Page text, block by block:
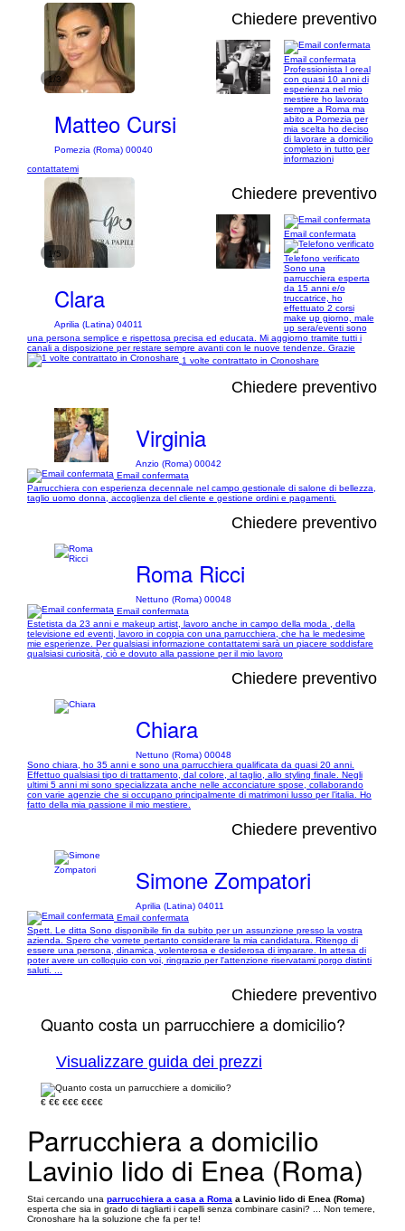
1/3
Chiedere preventivo
Matteo Cursi
Pomezia (Roma) 00040
Email confermata
Professionista l oreal
con quasi 10 anni di
esperienza nel mio
mestiere ho lavorato
sempre a Roma ma
abito a Pomezia per
mia scelta ho deciso
di lavorare a domicilio
completo in tutto per
informazioni
contattatemi
1/5
Chiedere preventivo
Clara
Aprilia (Latina) 04011
Email confermata
Telefono verificato
Sono una
parrucchiera esperta
da 15 anni e/o
truccatrice, ho
effettuato 2 corsi
make up giorno, male
up sera/eventi sono
una persona semplice e rispettosa precisa ed educata. Mi aggiorno tramite tutti i
canali a disposizione per restare sempre avanti con le nuove tendenze. Grazie
1 volte contrattato in Cronoshare
Chiedere preventivo
Virginia
Anzio (Roma) 00042
Email confermata
Parrucchiera con esperienza decennale nel campo gestionale di salone di bellezza,
taglio uomo donna, accoglienza del cliente e gestione ordini e pagamenti.
Chiedere preventivo
Roma Ricci
Nettuno (Roma) 00048
Email confermata
Estetista da 23 anni e makeup artist, lavoro anche in campo della moda , della
televisione ed eventi, lavoro in coppia con una parrucchiera, che ha le medesime
mie esperienze. Per qualsiasi informazione contattatemi sarà un piacere soddisfare
qualsiasi curiosità, ciò e dovuto alla passione per il mio lavoro
Chiedere preventivo
Chiara
Nettuno (Roma) 00048
Sono chiara, ho 35 anni e sono una parrucchiera qualificata da quasi 20 anni.
Effettuo qualsiasi tipo di trattamento, dal colore, al taglio, allo styling finale. Negli
ultimi 5 anni mi sono specializzata anche nelle acconciature spose, collaborando
con varie agenzie che si occupano principalmente di matrimoni lusso per l’italia. Ho
fatto della mia passione il mio mestiere.
Chiedere preventivo
Simone Zompatori
Aprilia (Latina) 04011
Email confermata
Spett. Le ditta Sono disponibile fin da subito per un assunzione presso la vostra
azienda. Spero che vorrete pertanto considerare la mia candidatura. Ritengo di
essere una persona, dinamica, volenterosa e desiderosa di imparare. In attesa di
poter avere un colloquio con voi, ringrazio per l'attenzione riservatami porgo distinti
saluti. ...
Chiedere preventivo
Quanto costa un parrucchiere a domicilio?
Visualizzare guida dei prezzi
€ €€ €€€ €€€€
Parrucchiera a domicilio
Lavinio lido di Enea (Roma)
Stai cercando una parrucchiera a casa a Roma a Lavinio lido di Enea (Roma)
esperta che sia in grado di tagliarti i capelli senza combinare casini? ... Non temere,
Cronoshare ha la soluzione che fa per te!